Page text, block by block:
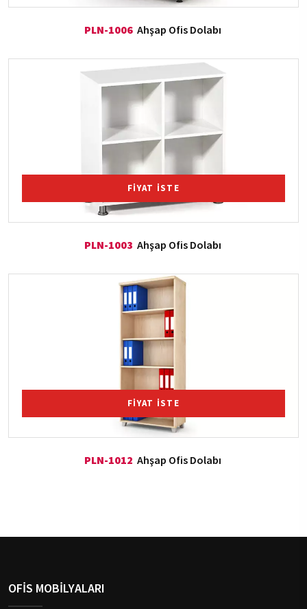
PLN-1006 Ahşap Ofis Dolabı
FİYAT İSTE
PLN-1003 Ahşap Ofis Dolabı
FİYAT İSTE
PLN-1012 Ahşap Ofis Dolabı
OFİS MOBİLYALARI